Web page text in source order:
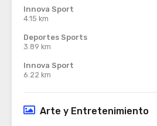
Innova Sport
4.15 km
Deportes Sports
3.89 km
Innova Sport
6.22 km
Arte y Entretenimiento